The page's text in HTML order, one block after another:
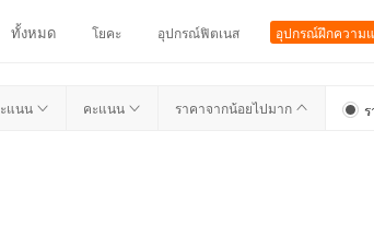
ทั้งหมด โยคะ อุปกรณ์ฟิตเนส อุปกรณ์ฝึกความ
แนน คะแนน ราคาจากน้อยไปมาก